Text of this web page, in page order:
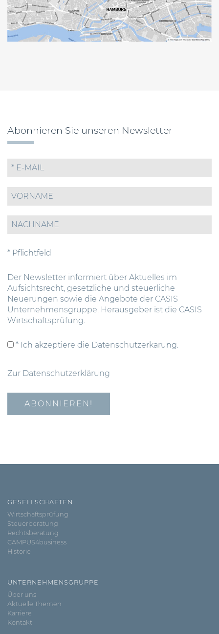
Abonnieren Sie unseren Newsletter
* Pflichtfeld
Der Newsletter informiert über Aktuelles im
Aufsichtsrecht, gesetzliche und steuerliche
Neuerungen sowie die Angebote der CASIS
Unternehmensgruppe. Herausgeber ist die CASIS
Wirtschaftsprüfung.
* Ich akzeptiere die Datenschutzerkärung.
Zur Datenschutzerklärung
GESELLSCHAFTEN
Wirtschaftsprüfung
Steuerberatung
Rechtsberatung
CAMPUS4business
Historie
UNTERNEHMENSGRUPPE
Über uns
Aktuelle Themen
Karriere
Kontakt